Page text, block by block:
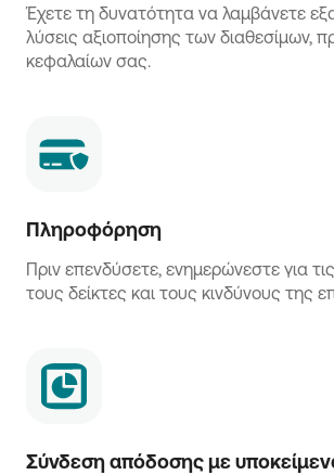
Έχετε τη δυνατότητα να λαμβάνετε
λύσεις αξιοποίησης των διαθεσίμων,
κεφαλαίων σας.
Πληροφόρηση
Πριν επενδύσετε, ενημερώνεστε για
τους δείκτες και τους κινδύνους της
Σύνδεση απόδοσης με